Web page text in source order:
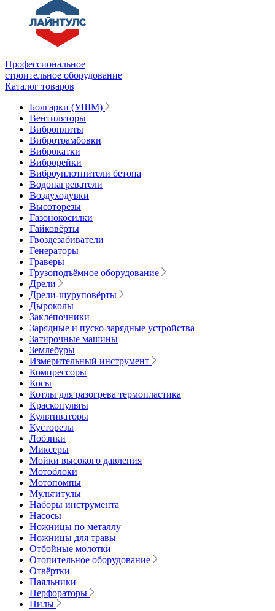
Профессиональное
строительное оборудование
Каталог товаров
Болгарки (УШМ)
Вентиляторы
Виброплиты
Вибротрамбовки
Виброкатки
Виброрейки
Виброуплотнители бетона
Водонагреватели
Воздуходувки
Высоторезы
Газонокосилки
Гайковёрты
Гвоздезабиватели
Генераторы
Граверы
Грузоподъёмное оборудование
Дрели
Дрели-шуруповёрты
Дыроколы
Заклёпочники
Зарядные и пуско-зарядные устройства
Затирочные машины
Землебуры
Измерительный инструмент
Компрессоры
Косы
Котлы для разогрева термопластика
Краскопульты
Культиваторы
Кусторезы
Лобзики
Миксеры
Мойки высокого давления
Мотоблоки
Мотопомпы
Мультитулы
Наборы инструмента
Насосы
Ножницы по металлу
Ножницы для травы
Отбойные молотки
Отопительное оборудование
Отвёртки
Паяльники
Перфораторы
Пилы